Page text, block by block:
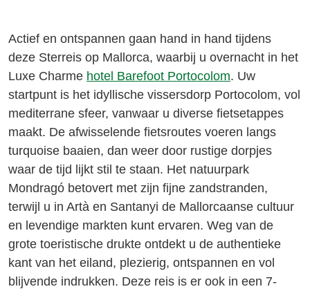
Actief en ontspannen gaan hand in hand tijdens
deze Sterreis op Mallorca, waarbij u overnacht in het
Luxe Charme hotel Barefoot Portocolom. Uw
startpunt is het idyllische vissersdorp Portocolom, vol
mediterrane sfeer, vanwaar u diverse fietsetappes
maakt. De afwisselende fietsroutes voeren langs
turquoise baaien, dan weer door rustige dorpjes
waar de tijd lijkt stil te staan. Het natuurpark
Mondragó betovert met zijn fijne zandstranden,
terwijl u in Artà en Santanyi de Mallorcaanse cultuur
en levendige markten kunt ervaren. Weg van de
grote toeristische drukte ontdekt u de authentieke
kant van het eiland, plezierig, ontspannen en vol
blijvende indrukken. Deze reis is er ook in een 7-